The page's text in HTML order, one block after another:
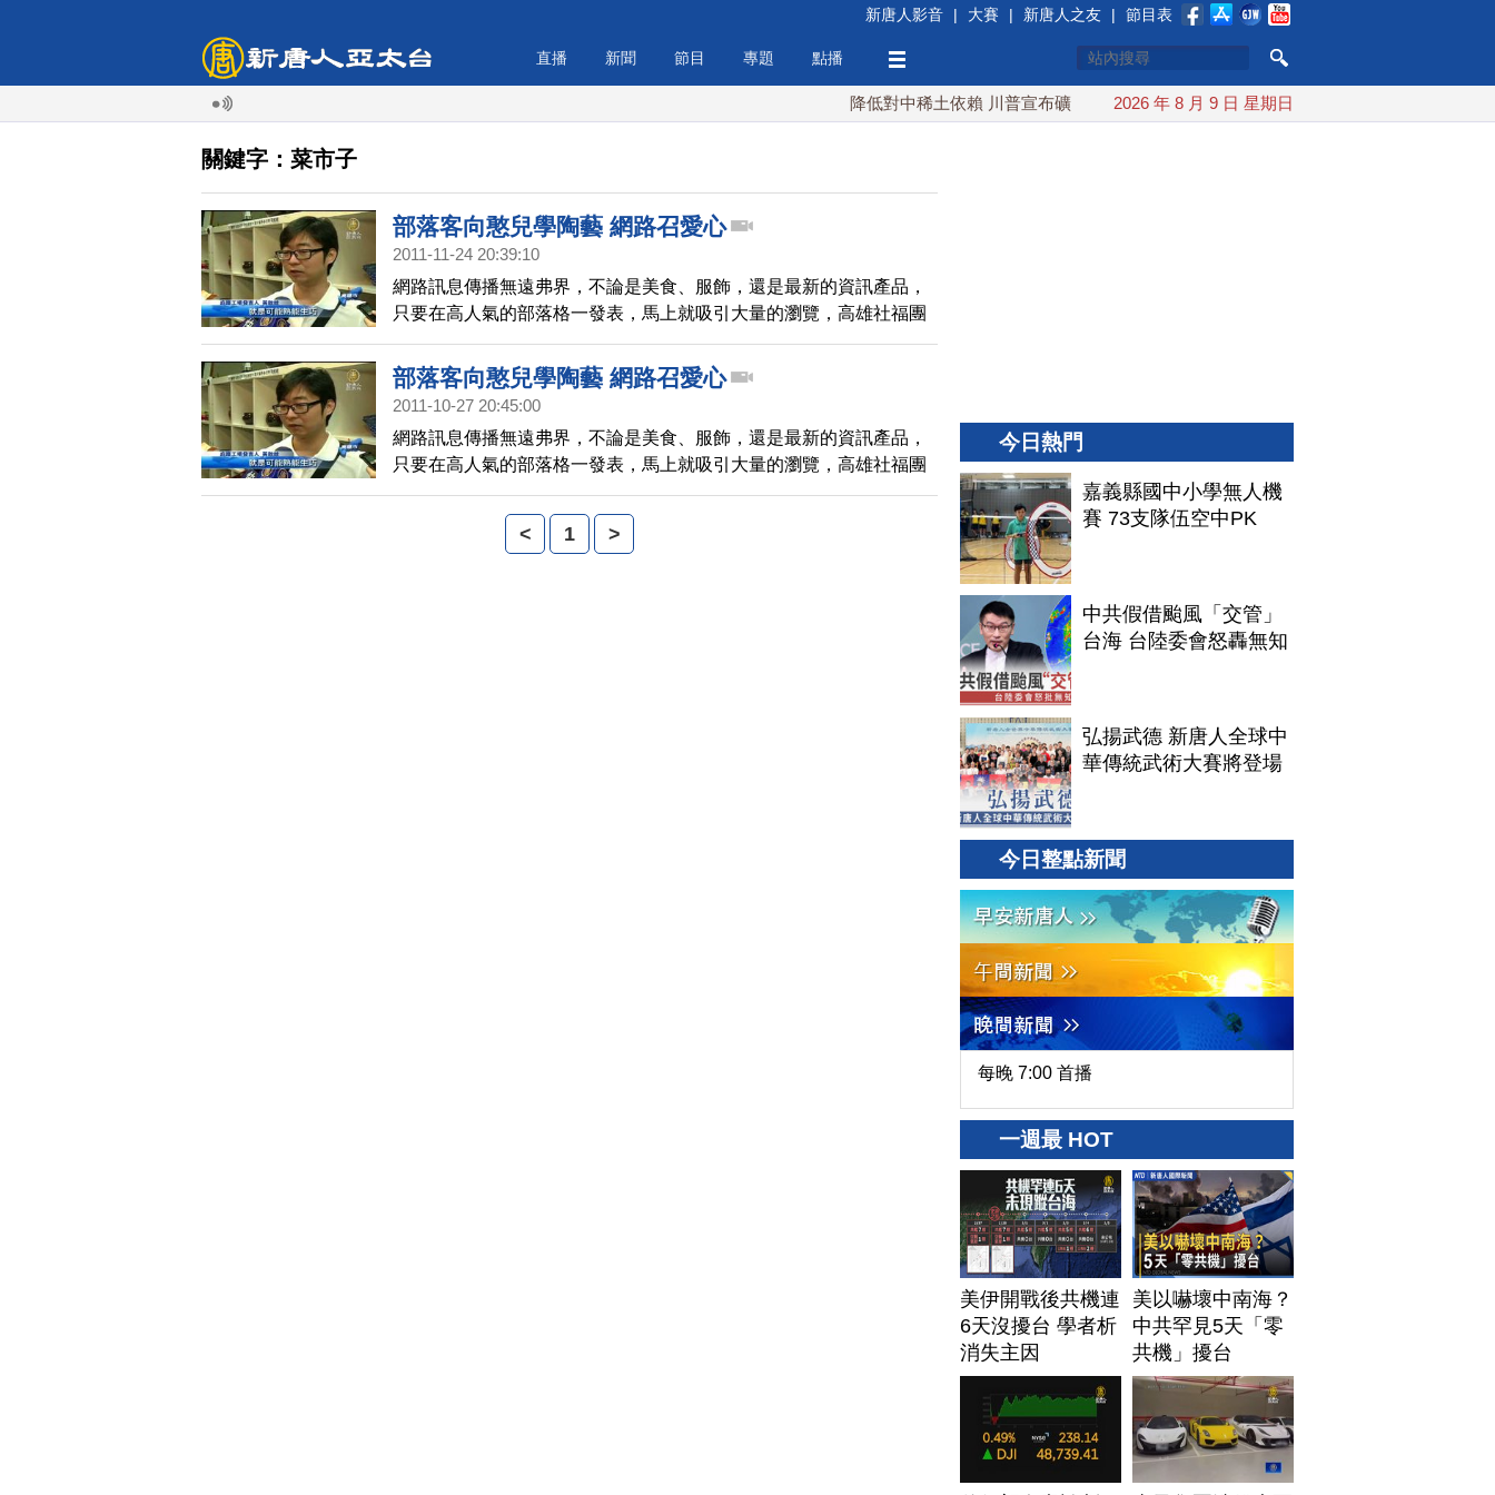
新唐人影音 | 大賽 | 新唐人之友 | 節目表
直播 新聞 節目 專題 點播
降低對中稀土依賴 川普宣布礦業投資20億美元 中東局勢動盪 土耳其沙特巴基斯坦誓
2026 年 8 月 9 日 星期日
關鍵字：菜市子
部落客向憨兒學陶藝 網路召愛心
2011-11-24 20:39:10
網路訊息傳播無遠弗界，不論是美食、服飾，還是最新的資訊產品，
只要在高人氣的部落格一發表，馬上就吸引大量的瀏覽，高雄社福團
體邀請二位人氣部落客體驗向憨兒學習手拉坯，號召大家一起做愛
心、關懷支持庇護工場。
部落客向憨兒學陶藝 網路召愛心
2011-10-27 20:45:00
網路訊息傳播無遠弗界，不論是美食、服飾，還是最新的資訊產品，
只要在高人氣的部落格一發表，馬上就吸引大量的瀏覽，高雄社福團
體邀請二位人氣部落客體驗向憨兒學習手拉坯，號召大家一起做愛
心、關懷支持庇護工場。
< 1 >
今日熱門
嘉義縣國中小學無人機
賽 73支隊伍空中PK
中共假借颱風「交管」
台海 台陸委會怒轟無知
弘揚武德 新唐人全球中
華傳統武術大賽將登場
今日整點新聞
每晚 7:00 首播
一週最 HOT
美伊開戰後共機連
6天沒擾台 學者析
消失主因
美以嚇壞中南海？
中共罕見5天「零
共機」擾台